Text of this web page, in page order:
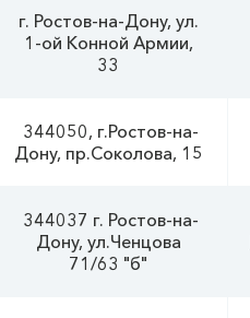
г. Ростов-на-Дону, ул.
1-ой Конной Армии,
33
344050, г.Ростов-на-
Дону, пр.Соколова, 15
344037 г. Ростов-на-
Дону, ул.Ченцова
71/63 "б"